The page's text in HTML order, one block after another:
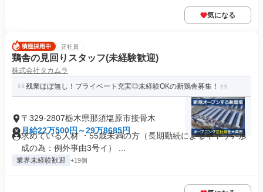
気になる
正社員
鶏舎の見回りスタッフ(未経験歓迎)
株式会社タカムラ
残業ほぼ無し！プライベート充実◎未経験OKの新鶏舎募集！
〒329-2807栃木県那須塩原市接骨木
月給22万500円～29万8685円
求めている人材 ・55歳未満の方（長期勤続によるキャリア形
成の為：例外事由3号イ） ...
業界未経験歓迎 +19個